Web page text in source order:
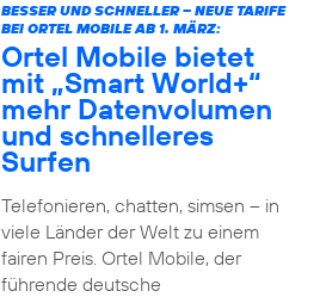
BESSER UND SCHNELLER – NEUE TARIFE
BEI ORTEL MOBILE AB 1. MÄRZ:
Ortel Mobile bietet
mit „Smart World+“
mehr Datenvolumen
und schnelleres
Surfen
Telefonieren, chatten, simsen – in
viele Länder der Welt zu einem
fairen Preis. Ortel Mobile, der
führende deutsche